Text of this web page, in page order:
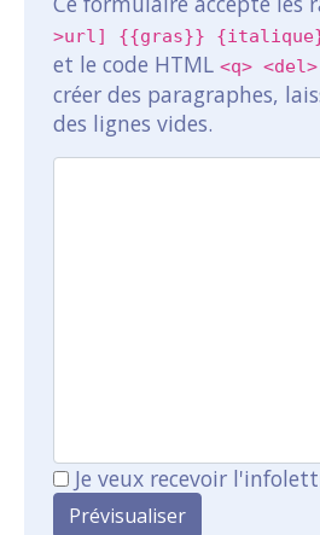
>url] {{gras}} {italique}
et le code HTML <q>
créer des paragraphes,
des lignes vides.
Je veux recevoir